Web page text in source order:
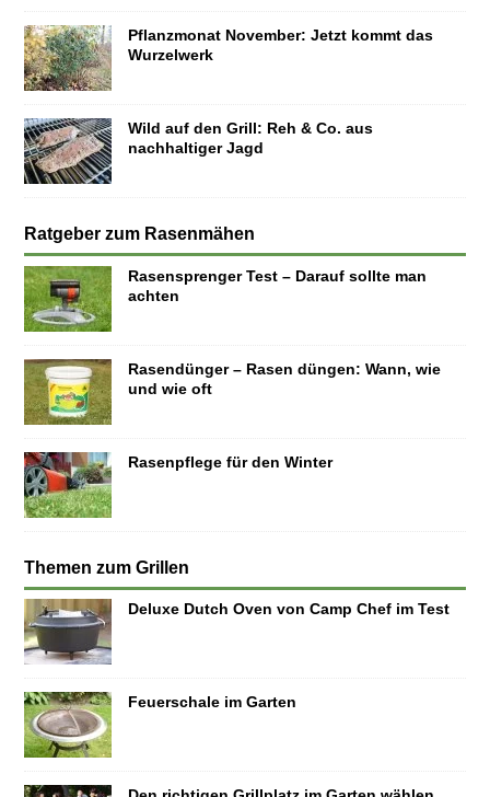
Pflanzmonat November: Jetzt kommt das
Wurzelwerk
Wild auf den Grill: Reh & Co. aus
nachhaltiger Jagd
Ratgeber zum Rasenmähen
Rasensprenger Test – Darauf sollte man
achten
Rasendünger – Rasen düngen: Wann, wie
und wie oft
Rasenpflege für den Winter
Themen zum Grillen
Deluxe Dutch Oven von Camp Chef im Test
Feuerschale im Garten